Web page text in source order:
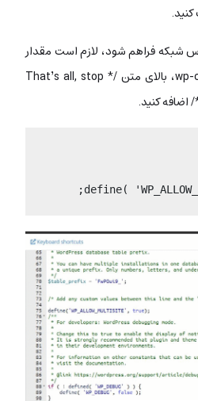
شبکه فراهم شود، لازم است مقدار
کد زیر را در فایل wp-config.php، بالای متن /* That’s all, stop
define(